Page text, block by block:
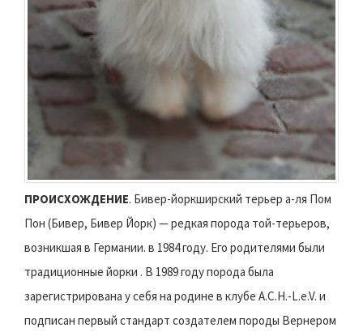
ПРОИСХОЖДЕНИЕ. Бивер-йоркширский терьер а-ля Пом
Пон (Бивер, Бивер Йорк) — редкая порода той-терьеров,
возникшая в Германии. в 1984 году. Его родителями были
традиционные йорки . В 1989 году порода была
зарегистрирована у себя на родине в клубе A.C.H.-L.e.V. и
подписан первый стандарт создателем породы Вернером